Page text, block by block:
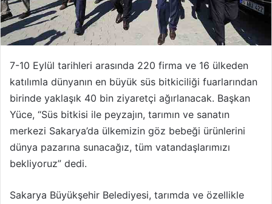
7-10 Eylül tarihleri arasında 220 firma ve 16 ülkeden
katılımla dünyanın en büyük süs bitkiciliği fuarlarından
birinde yaklaşık 40 bin ziyaretçi ağırlanacak. Başkan
Yüce, “Süs bitkisi ile peyzajın, tarımın ve sanatın
merkezi Sakarya’da ülkemizin göz bebeği ürünlerini
dünya pazarına sunacağız, tüm vatandaşlarımızı
bekliyoruz” dedi.
Sakarya Büyükşehir Belediyesi, tarımda ve özellikle